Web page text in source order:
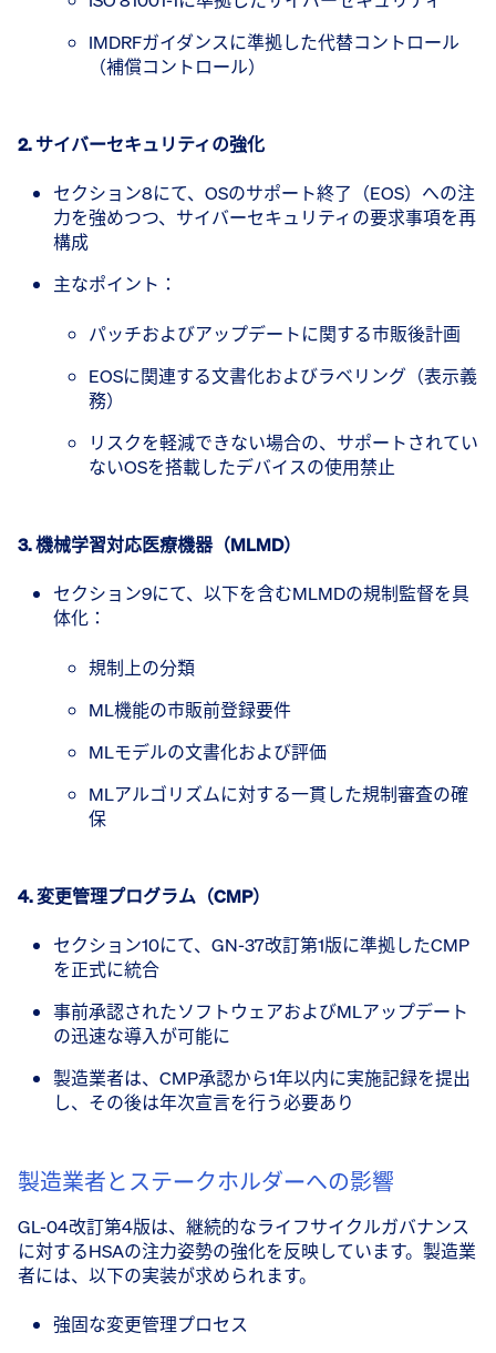
IMDRFガイダンスに準拠した代替コントロール
（補償コントロール）
2. サイバーセキュリティの強化
セクション8にて、OSのサポート終了（EOS）への注
力を強めつつ、サイバーセキュリティの要求事項を再
構成
主なポイント：
パッチおよびアップデートに関する市販後計画
EOSに関連する文書化およびラベリング（表示義
務）
リスクを軽減できない場合の、サポートされてい
ないOSを搭載したデバイスの使用禁止
3. 機械学習対応医療機器（MLMD）
セクション9にて、以下を含むMLMDの規制監督を具
体化：
規制上の分類
ML機能の市販前登録要件
MLモデルの文書化および評価
MLアルゴリズムに対する一貫した規制審査の確
保
4. 変更管理プログラム（CMP）
セクション10にて、GN-37改訂第1版に準拠したCMP
を正式に統合
事前承認されたソフトウェアおよびMLアップデート
の迅速な導入が可能に
製造業者は、CMP承認から1年以内に実施記録を提出
し、その後は年次宣言を行う必要あり
製造業者とステークホルダーへの影響
GL-04改訂第4版は、継続的なライフサイクルガバナンス
に対するHSAの注力姿勢の強化を反映しています。製造業
者には、以下の実装が求められます。
強固な変更管理プロセス